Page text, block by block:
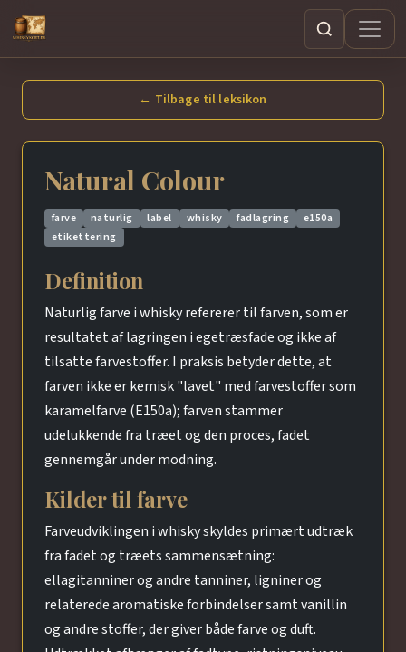
Søg
← Tilbage til leksikon
Natural Colour
farve naturlig label whisky fadlagring
e150a
etikettering
Definition
Naturlig farve i whisky refererer til farven, som er
resultatet af lagringen i egetræsfade og ikke af
tilsatte farvestoffer. I praksis betyder dette, at
farven ikke er kemisk "lavet" med farvestoffer som
karamelfarve (E150a); farven stammer
udelukkende fra træet og den proces, fadet
gennemgår under modning.
Kilder til farve
Farveudviklingen i whisky skyldes primært udtræk
fra fadet og træets sammensætning:
ellagitanniner og andre tanniner, ligniner og
relaterede aromatiske forbindelser samt vanillin
og andre stoffer, der giver både farve og duft.